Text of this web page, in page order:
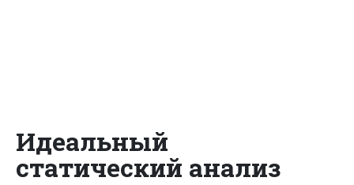
Идеальный
статический анализ